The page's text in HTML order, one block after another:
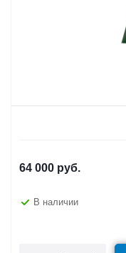
64 000 руб.
В наличии